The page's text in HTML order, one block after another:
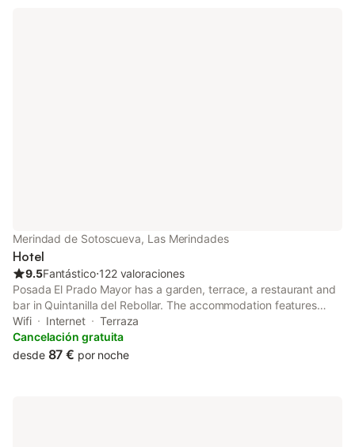
Merindad de Sotoscueva, Las Merindades
Hotel
9.5Fantástico⋅122 valoraciones
Posada El Prado Mayor has a garden, terrace, a restaurant and
bar in Quintanilla del Rebollar. The accommodation features
room service, a business centre and organising tours for guests.
At the hotel, the rooms are fitted with a desk.
Wifi Internet
Terraza
Cancelación gratuita
desde 87 € por noche